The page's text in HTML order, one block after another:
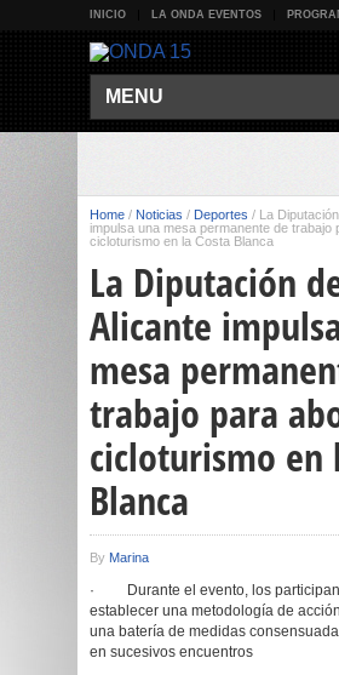
INICIO LA ONDA EVENTOS
MENU
Home / Noticias / Deportes / La
impulsa una mesa permanente de trabajo
cicloturismo en la Costa Blanca
La Diputación
Alicante
mesa
trabajo para
cicloturismo en
Blanca
By Marina
· Durante el evento, los
establecer una metodología de
una batería de medidas
en sucesivos encuentros